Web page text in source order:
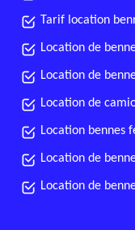
Tarif location
Location de
Location de
Location de
Location bennes
Location de
Location de